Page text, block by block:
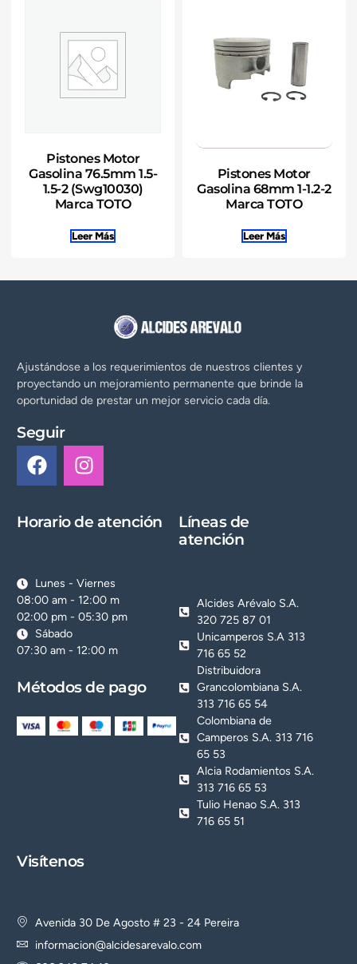
Pistones Motor
Gasolina 76.5mm 1.5-
1.5-2 (Swg10030)
Marca TOTO
Leer Más
Pistones Motor
Gasolina 68mm 1-1.2-2
Marca TOTO
Leer Más
Ajustándose a los requerimientos de nuestros clientes y
proyectando un mejoramiento permanente que brinde la
oportunidad de prestar un mejor servicio cada día.
Seguir
Horario de atención
Lunes - Viernes
08:00 am - 12:00 m
02:00 pm - 05:30 pm
Sábado
07:30 am - 12:00 m
Métodos de pago
Líneas de
atención
Alcides Arévalo S.A.
320 725 87 01
Unicamperos S.A 313
716 65 52
Distribuidora
Grancolombiana S.A.
313 716 65 54
Colombiana de
Camperos S.A. 313 716
65 53
Alcia Rodamientos S.A.
313 716 65 53
Tulio Henao S.A. 313
716 65 51
Visítenos
Avenida 30 De Agosto # 23 - 24 Pereira
informacion@alcidesarevalo.com